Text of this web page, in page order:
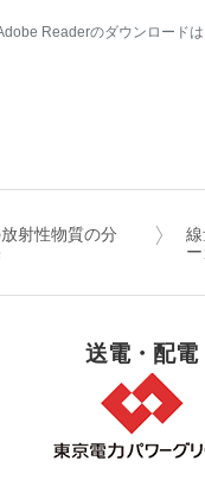
Readerのダウンロード
射性物質の分
送電・配電